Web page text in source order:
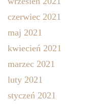
czerwiec 2021
maj 2021
kwiecień 2021
marzec 2021
luty 2021
styczeń 2021